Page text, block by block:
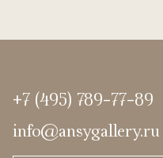
+7 (495) 789-77-89
info@ansygallery.ru